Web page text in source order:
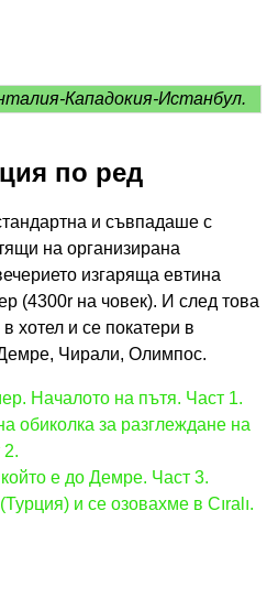
Кападокия-Истанбул.
по ред
и съвпадаше с
на организирана
изгаряща евтина
(4300r на човек). И след това
хотел и се покатери в
Чирали, Олимпос.
Началото на пътя. Част 1.
обиколка за разглеждане на
2.
е до Демре. Част 3.
и се озовахме в Cıralı.